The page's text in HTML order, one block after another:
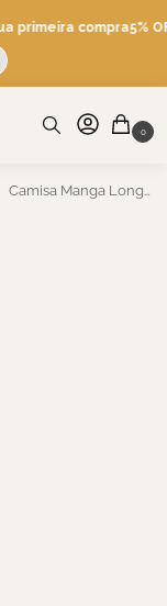
primeira compra5%
0
Camisa Manga Longa IPA